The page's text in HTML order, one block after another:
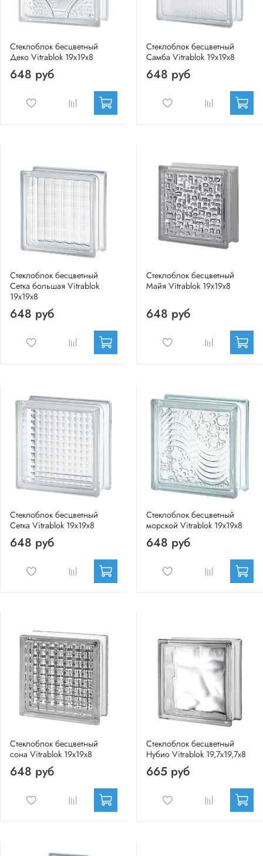
Стеклоблок бесцветный
Деко Vitrablok 19х19х8
648 руб
Стеклоблок бесцветный
Самба Vitrablok 19х19х8
648 руб
Стеклоблок бесцветный
Сетка большая Vitrablok
19х19х8
648 руб
Стеклоблок бесцветный
Майя Vitrablok 19х19х8
648 руб
Стеклоблок бесцветный
Сетка Vitrablok 19х19х8
648 руб
Стеклоблок бесцветный
морской Vitrablok 19х19х8
648 руб
Стеклоблок бесцветный
сона Vitrablok 19х19х8
648 руб
Стеклоблок бесцветный
Нубио Vitrablok 19,7x19,7x8
665 руб